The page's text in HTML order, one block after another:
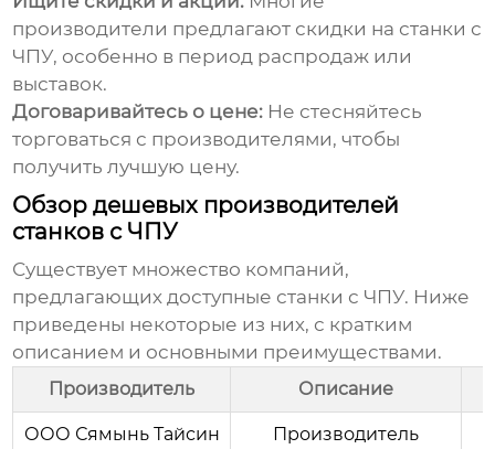
производители предлагают скидки на станки с
ЧПУ, особенно в период распродаж или
выставок.
Договаривайтесь о цене: Не стесняйтесь
торговаться с производителями, чтобы
получить лучшую цену.
Обзор дешевых производителей
станков с ЧПУ
Существует множество компаний,
предлагающих доступные станки с ЧПУ. Ниже
приведены некоторые из них, с кратким
описанием и основными преимуществами.
Производитель Описание
ООО Сямынь Тайсин
Производитель